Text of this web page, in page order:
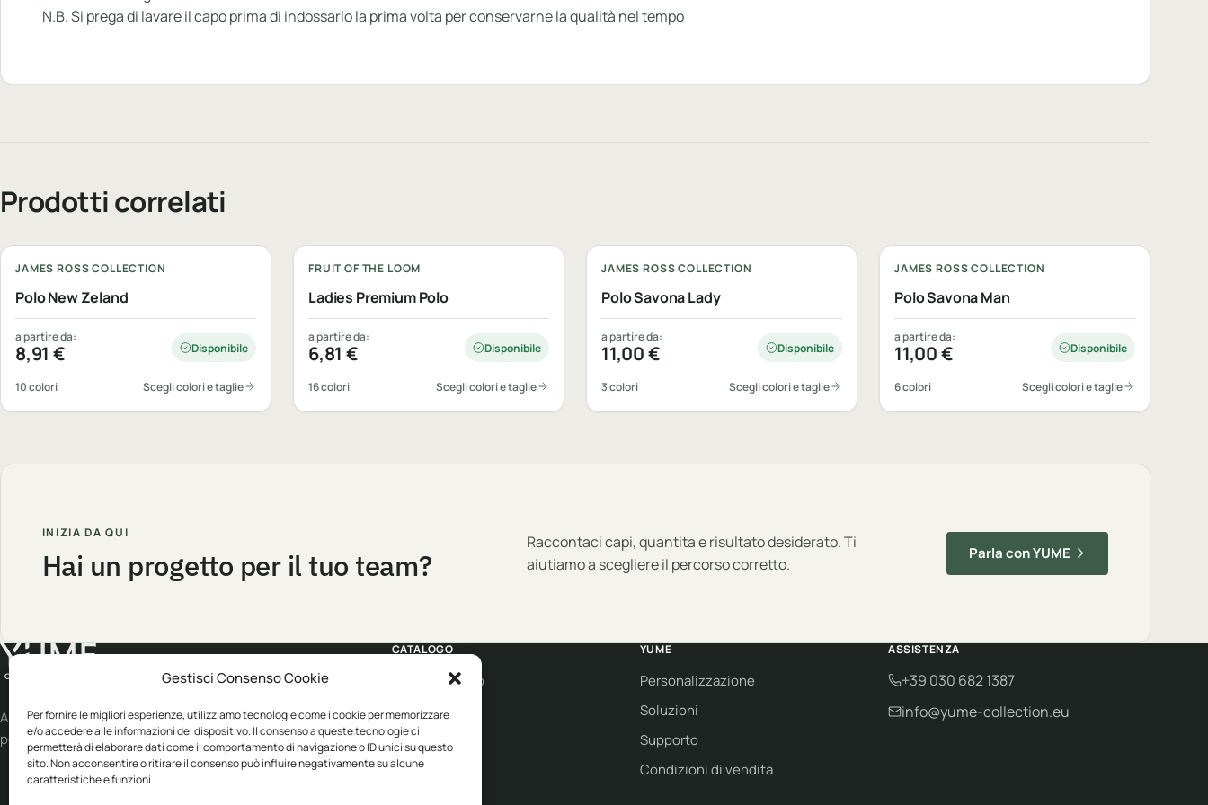
Gestisci Consenso Cookie
Per fornire le migliori esperienze, utilizziamo tecnologie come i cookie per memorizzare
e/o accedere alle informazioni del dispositivo. Il consenso a queste tecnologie ci
permetterà di elaborare dati come il comportamento di navigazione o ID unici su questo
sito. Non acconsentire o ritirare il consenso può influire negativamente su alcune
caratteristiche e funzioni.
N.B. Si prega di lavare il capo prima di indossarlo la prima volta per conservarne la qualità nel tempo
Prodotti correlati
JAMES ROSS COLLECTION
Polo New Zeland
a partire da:
8,91 € Disponibile
10 colori Scegli colori e taglie
FRUIT OF THE LOOM
Ladies Premium Polo
a partire da:
6,81 € Disponibile
16 colori Scegli colori e taglie
JAMES ROSS COLLECTION
Polo Savona Lady
a partire da:
11,00€ Disponibile
3 colori Scegli colori e taglie
JAMES ROSS COLLECTION
Polo Savona Man
a partire da:
11,00€ Disponibile
6 colori Scegli colori e taglie
INIZIA DA QUI
Hai un progetto per il tuo team?
Raccontaci capi, quantita e risultato desiderato. Ti
aiutiamo a scegliere il percorso corretto.
Parla con YUME
Abbigliamento professionale, neutro o
personalizzato.
CATALOGO
Abbigliamento
Workwear
Sport
Eco collection
YUME
Personalizzazione
Soluzioni
Supporto
Condizioni di vendita
ASSISTENZA
+39 030 682 1387
info@yume-collection.eu